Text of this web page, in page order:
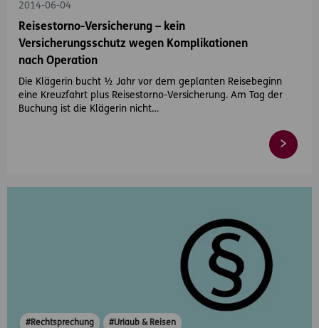
2014-06-04
Reisestorno-Versicherung – kein
Versicherungsschutz wegen Komplikationen
nach Operation
Die Klägerin bucht ½ Jahr vor dem geplanten Reisebeginn
eine Kreuzfahrt plus Reisestorno-Versicherung. Am Tag der
Buchung ist die Klägerin nicht…
#Rechtsprechung #Urlaub & Reisen